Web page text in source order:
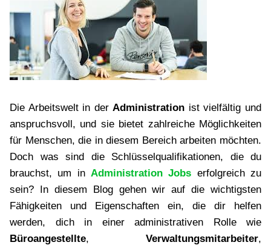
Die Arbeitswelt in der Administration ist vielfältig und
anspruchsvoll, und sie bietet zahlreiche Möglichkeiten
für Menschen, die in diesem Bereich arbeiten möchten.
Doch was sind die Schlüsselqualifikationen, die du
brauchst, um in Administration Jobs erfolgreich zu
sein? In diesem Blog gehen wir auf die wichtigsten
Fähigkeiten und Eigenschaften ein, die dir helfen
werden, dich in einer administrativen Rolle wie
Büroangestellte, Verwaltungsmitarbeiter,